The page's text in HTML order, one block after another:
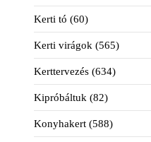
Kerti tó (60)
Kerti virágok (565)
Kerttervezés (634)
Kipróbáltuk (82)
Konyhakert (588)